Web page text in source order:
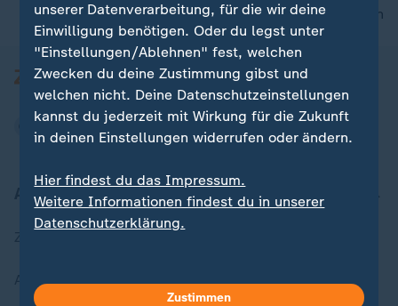
nach oben
Aktuell bei ZDFheute
Aktuelle Sendungs-Videos
unserer Datenverarbeitung, für die wir deine
Einwilligung benötigen. Oder du legst unter
"Einstellungen/Ablehnen" fest, welchen
Zwecken du deine Zustimmung gibst und
welchen nicht. Deine Datenschutzeinstellungen
kannst du jederzeit mit Wirkung für die Zukunft
in deinen Einstellungen widerrufen oder ändern.
Hier findest du das Impressum.
Weitere Informationen findest du in unserer
Datenschutzerklärung.
Zustimmen